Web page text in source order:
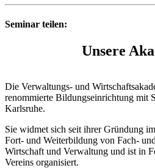
Seminar teilen:
Unsere
Die Verwaltungs- und
renommierte Bildungseinrichtung mit
Karlsruhe.
Sie widmet sich seit ihrer Gründung
Fort- und Weiterbildung von Fach-
Wirtschaft und Verwaltung und ist in
Vereins organisiert.